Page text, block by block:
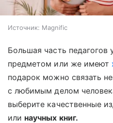
Источник: Magnific
Большая часть педагогов
предметом или же имеют
подарок можно связать
с любимым делом
выберите качественные
или научных книг.